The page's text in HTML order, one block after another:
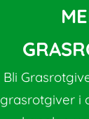
Bli
grasrotgiver i